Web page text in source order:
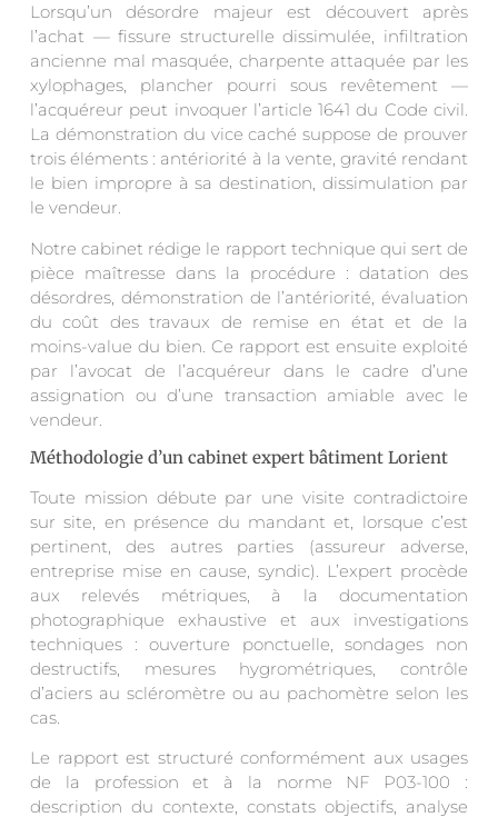
Lorsqu’un désordre majeur est découvert après
l’achat — fissure structurelle dissimulée, infiltration
ancienne mal masquée, charpente attaquée par les
xylophages, plancher pourri sous revêtement —
l’acquéreur peut invoquer l’article 1641 du Code civil.
La démonstration du vice caché suppose de prouver
trois éléments : antériorité à la vente, gravité rendant
le bien impropre à sa destination, dissimulation par
le vendeur.
Notre cabinet rédige le rapport technique qui sert de
pièce maîtresse dans la procédure : datation des
désordres, démonstration de l’antériorité, évaluation
du coût des travaux de remise en état et de la
moins-value du bien. Ce rapport est ensuite exploité
par l’avocat de l’acquéreur dans le cadre d’une
assignation ou d’une transaction amiable avec le
vendeur.
Méthodologie d’un cabinet expert bâtiment Lorient
Toute mission débute par une visite contradictoire
sur site, en présence du mandant et, lorsque c’est
pertinent, des autres parties (assureur adverse,
entreprise mise en cause, syndic). L’expert procède
aux relevés métriques, à la documentation
photographique exhaustive et aux investigations
techniques : ouverture ponctuelle, sondages non
destructifs, mesures hygrométriques, contrôle
d’aciers au scléromètre ou au pachomètre selon les
cas.
Le rapport est structuré conformément aux usages
de la profession et à la norme NF P03-100 :
description du contexte, constats objectifs, analyse